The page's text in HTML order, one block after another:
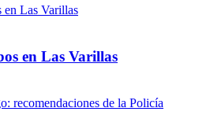
en Las Varillas